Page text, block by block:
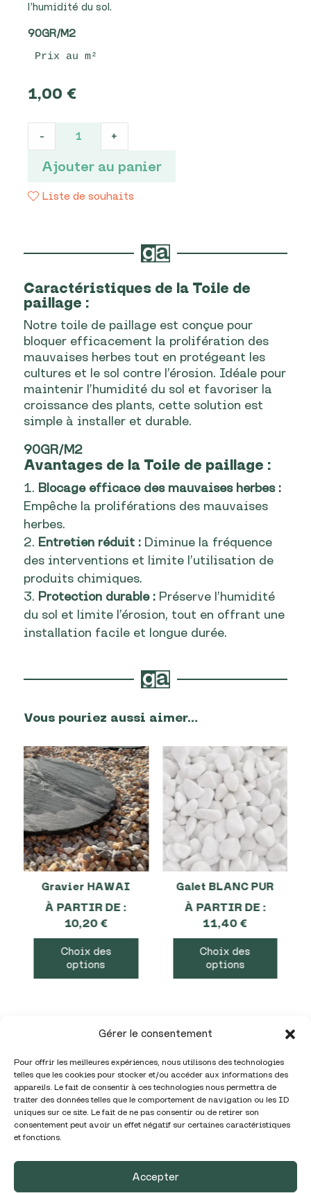
Gérer le consentement
Pour offrir les meilleures expériences, nous utilisons des technologies
telles que les cookies pour stocker et/ou accéder aux informations des
appareils. Le fait de consentir à ces technologies nous permettra de
traiter des données telles que le comportement de navigation ou les ID
uniques sur ce site. Le fait de ne pas consentir ou de retirer son
consentement peut avoir un effet négatif sur certaines caractéristiques
et fonctions.
Accepter
l’humidité du sol.
90GR/M2
Prix au m²
1,00€
de
paillage
quantité
- +
Ajouter au panier
Liste de souhaits
Caractéristiques de la Toile de
paillage :
Notre toile de paillage est conçue pour
bloquer efficacement la prolifération des
mauvaises herbes tout en protégeant les
cultures et le sol contre l’érosion. Idéale pour
maintenir l’humidité du sol et favoriser la
croissance des plants, cette solution est
simple à installer et durable.
90GR/M2
Avantages de la Toile de paillage :
Blocage efficace des mauvaises herbes :
Empêche la proliférations des mauvaises
herbes.
Entretien réduit :Diminue la fréquence
des interventions et limite l’utilisation de
produits chimiques.
Protection durable :Préserve l’humidité
du sol et limite l’érosion, tout en offrant une
installation facile et longue durée.
Vous pouriez aussi aimer…
Gravier HAWAI
À PARTIR DE :
10,20€
Choix des
options
Galet BLANC PUR
À PARTIR DE :
11,40€
Choix des
options
Téléphone : 05 86 98 01 32
Politique de confidentialité /